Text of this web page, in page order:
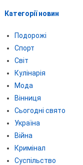
Категорії новин
Подорожі
Спорт
Світ
Кулінарія
Мода
Вінниця
Сьогодні свято
Україна
Війна
Кримінал
Суспільство